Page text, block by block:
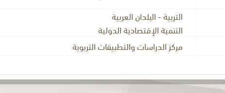
التربية - البلدان العربية
التنمية الإقتصادية الدولية
مركز الدراسات والتطبيقات التربوية